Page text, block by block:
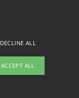
DECLINE ALL
ACCEPT ALL